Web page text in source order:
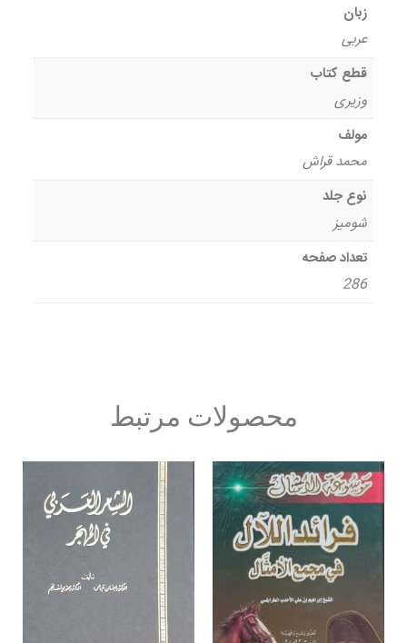
زبان
عربی
قطع کتاب
وزیری
مولف
محمد قراش
نوع جلد
شومیز
تعداد صفحه
286
محصولات مرتبط